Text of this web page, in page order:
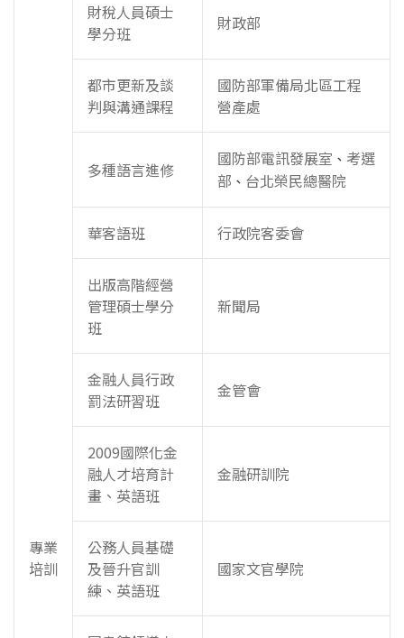
專業
培訓
財稅人員碩士
學分班
財政部
都市更新及談
判與溝通課程
國防部軍備局北區工程
營產處
多種語言進修
國防部電訊發展室 、 考選
部 、 台北榮民總醫院
華客語班 行政院客委會
出版高階經營
管理碩士學分
班
新聞局
金融人員行政
罰法研習班
金管會
2009國際化金
融人才培育計
畫、英語班
金融研訓院
公務人員基礎
及晉升官訓
練、英語班
國家文官學院